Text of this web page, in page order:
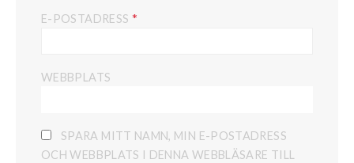
E-POSTADRESS *
WEBBPLATS
SPARA MITT NAMN, MIN E-POSTADRESS
OCH WEBBPLATS I DENNA WEBBLÄSARE TILL